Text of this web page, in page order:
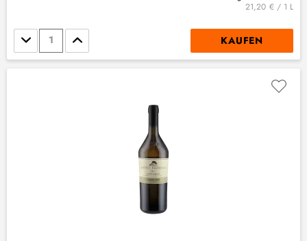
21,20 € / 1 L
Stückzahl KAUFEN